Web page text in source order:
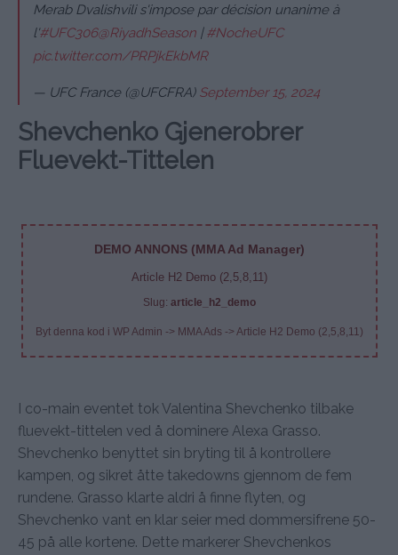
Merab Dvalishvili s'impose par décision unanime à
l'#UFC306@RiyadhSeason |#NocheUFC
pic.twitter.com/PRPjkEkbMR
— UFC France (@UFCFRA) September 15, 2024
Shevchenko Gjenerobrer
Fluevekt-Tittelen
DEMO ANNONS (MMA Ad Manager)
Article H2 Demo (2,5,8,11)
Slug: article_h2_demo
Byt denna kod i WP Admin -> MMA Ads -> Article H2 Demo (2,5,8,11)
I co-main eventet tok Valentina Shevchenko tilbake
fluevekt-tittelen ved å dominere Alexa Grasso.
Shevchenko benyttet sin bryting til å kontrollere
kampen, og sikret åtte takedowns gjennom de fem
rundene. Grasso klarte aldri å finne flyten, og
Shevchenko vant en klar seier med dommersifrene 50-
45 på alle kortene. Dette markerer Shevchenkos